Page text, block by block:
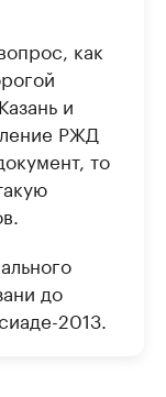
как
и
РЖД
то
до
2013.